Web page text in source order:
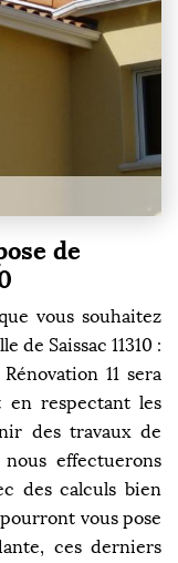
de
vous souhaitez
de Saissac 11310 :
11 sera
en respectant les
des travaux de
effectuerons
des calculs bien
vous pose
ces derniers